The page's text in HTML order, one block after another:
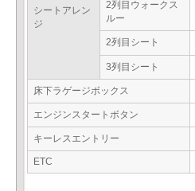
シートアレン
ジ
2列目ウォークス
ルー
2列目シート
3列目シート
床下ラゲージボックス
エンジンスタートボタン
キーレスエントリー
ETC